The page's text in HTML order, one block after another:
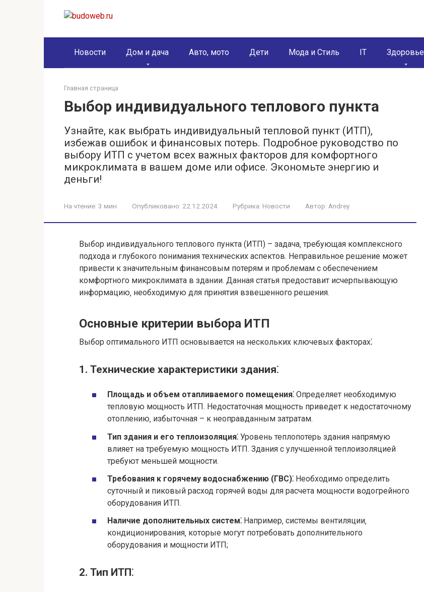
Новости Дом и дача Авто, мото Дети Мода и Стиль IT Здоровье
Главная страница
Выбор индивидуального теплового пункта
Узнайте, как выбрать индивидуальный тепловой пункт (ИТП),
избежав ошибок и финансовых потерь. Подробное руководство по
выбору ИТП с учетом всех важных факторов для комфортного
микроклимата в вашем доме или офисе. Экономьте энергию и
деньги!
На чтение: 3 мин Опубликовано: 22.12.2024 Рубрика: Новости Автор: Andrey
Выбор индивидуального теплового пункта (ИТП) – задача‚ требующая комплексного
подхода и глубокого понимания технических аспектов. Неправильное решение может
привести к значительным финансовым потерям и проблемам с обеспечением
комфортного микроклимата в здании. Данная статья предоставит исчерпывающую
информацию‚ необходимую для принятия взвешенного решения.
Основные критерии выбора ИТП
Выбор оптимального ИТП основывается на нескольких ключевых факторах⁚
1. Технические характеристики здания⁚
Площадь и объем отапливаемого помещения⁚ Определяет необходимую
тепловую мощность ИТП. Недостаточная мощность приведет к недостаточному
отоплению‚ избыточная – к неоправданным затратам.
Тип здания и его теплоизоляция⁚ Уровень теплопотерь здания напрямую
влияет на требуемую мощность ИТП. Здания с улучшенной теплоизоляцией
требуют меньшей мощности.
Требования к горячему водоснабжению (ГВС)⁚ Необходимо определить
суточный и пиковый расход горячей воды для расчета мощности водогрейного
оборудования ИТП.
Наличие дополнительных систем⁚ Например‚ системы вентиляции‚
кондиционирования‚ которые могут потребовать дополнительного
оборудования и мощности ИТП;
2. Тип ИТП⁚